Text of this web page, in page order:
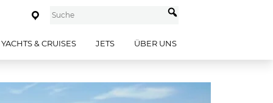
YACHTS & CRUISES JETS ÜBER UNS